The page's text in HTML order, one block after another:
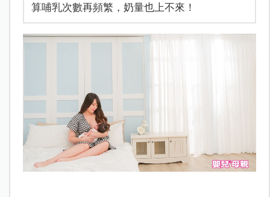
算哺乳次數再頻繁，奶量也上不來！